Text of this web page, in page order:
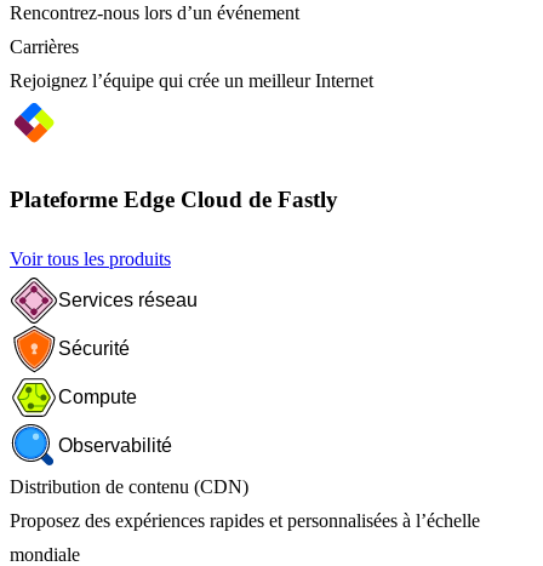
Rencontrez-nous lors d’un événement
Carrières
Rejoignez l’équipe qui crée un meilleur Internet
Plateforme Edge Cloud de Fastly
Voir tous les produits
Services réseau
Sécurité
Compute
Observabilité
Distribution de contenu (CDN)
Proposez des expériences rapides et personnalisées à l’échelle
mondiale